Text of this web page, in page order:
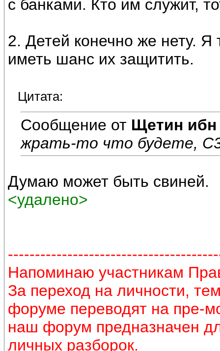
с банками. Кто им служит,
2. Детей конечно же нету.
иметь шанс их защитить.
Цитата:
Сообщение от Щетин ибн
жрать-то что будете,
Думаю может быть свиней.
<удалено>
Напоминаю участникам
За переход на личности,
форуме переводят на пре-
наш форум предназначен
личных разборок.